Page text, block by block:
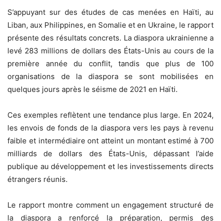
S’appuyant sur des études de cas menées en Haïti, au
Liban, aux Philippines, en Somalie et en Ukraine, le rapport
présente des résultats concrets. La diaspora ukrainienne a
levé 283 millions de dollars des États-Unis au cours de la
première année du conflit, tandis que plus de 100
organisations de la diaspora se sont mobilisées en
quelques jours après le séisme de 2021 en Haïti.
Ces exemples reflètent une tendance plus large. En 2024,
les envois de fonds de la diaspora vers les pays à revenu
faible et intermédiaire ont atteint un montant estimé à 700
milliards de dollars des États-Unis, dépassant l’aide
publique au développement et les investissements directs
étrangers réunis.
Le rapport montre comment un engagement structuré de
la diaspora a renforcé la préparation, permis des